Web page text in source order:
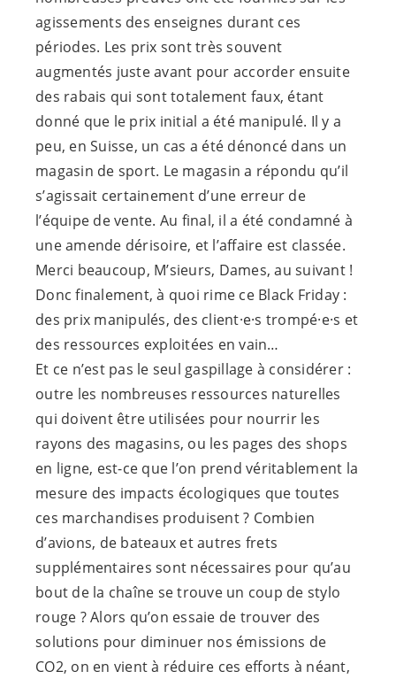
agissements des enseignes durant ces
périodes. Les prix sont très souvent
augmentés juste avant pour accorder ensuite
des rabais qui sont totalement faux, étant
donné que le prix initial a été manipulé. Il y a
peu, en Suisse, un cas a été dénoncé dans un
magasin de sport. Le magasin a répondu qu’il
s’agissait certainement d’une erreur de
l’équipe de vente. Au final, il a été condamné à
une amende dérisoire, et l’affaire est classée.
Merci beaucoup, M’sieurs, Dames, au suivant !
Donc finalement, à quoi rime ce Black Friday :
des prix manipulés, des client·e·s trompé·e·s et
des ressources exploitées en vain…
Et ce n’est pas le seul gaspillage à considérer :
outre les nombreuses ressources naturelles
qui doivent être utilisées pour nourrir les
rayons des magasins, ou les pages des shops
en ligne, est-ce que l’on prend véritablement la
mesure des impacts écologiques que toutes
ces marchandises produisent ? Combien
d’avions, de bateaux et autres frets
supplémentaires sont nécessaires pour qu’au
bout de la chaîne se trouve un coup de stylo
rouge ? Alors qu’on essaie de trouver des
solutions pour diminuer nos émissions de
CO2, on en vient à réduire ces efforts à néant,